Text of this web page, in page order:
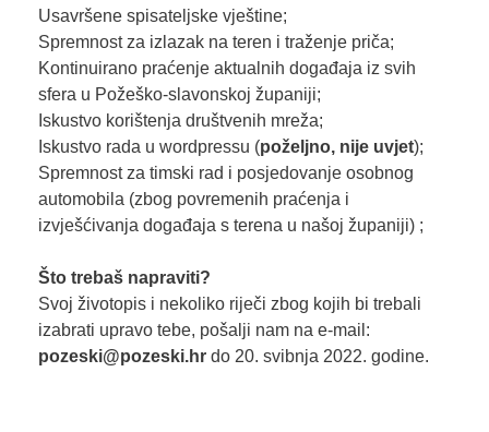
Usavršene spisateljske vještine;
Spremnost za izlazak na teren i traženje priča;
Kontinuirano praćenje aktualnih događaja iz svih
sfera u Požeško-slavonskoj županiji;
Iskustvo korištenja društvenih mreža;
Iskustvo rada u wordpressu (poželjno, nije uvjet);
Spremnost za timski rad i posjedovanje osobnog
automobila (zbog povremenih praćenja i
izvješćivanja događaja s terena u našoj županiji) ;
Što trebaš napraviti?
Svoj životopis i nekoliko riječi zbog kojih bi trebali
izabrati upravo tebe, pošalji nam na e-mail:
pozeski@pozeski.hrdo 20. svibnja 2022. godine.